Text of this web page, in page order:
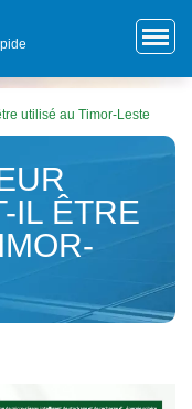
utilisé au Timor-Leste
IL ÊTRE